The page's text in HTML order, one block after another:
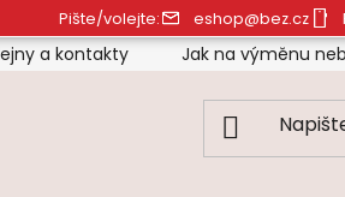
Pište/volejte: eshop@bez.cz
a kontakty Jak na výměnu